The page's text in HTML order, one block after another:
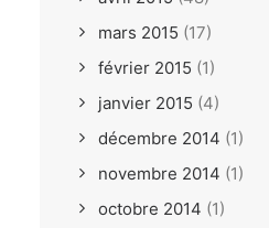
mars 2015 (17)
février 2015 (1)
janvier 2015 (4)
décembre 2014 (1)
novembre 2014 (1)
octobre 2014 (1)